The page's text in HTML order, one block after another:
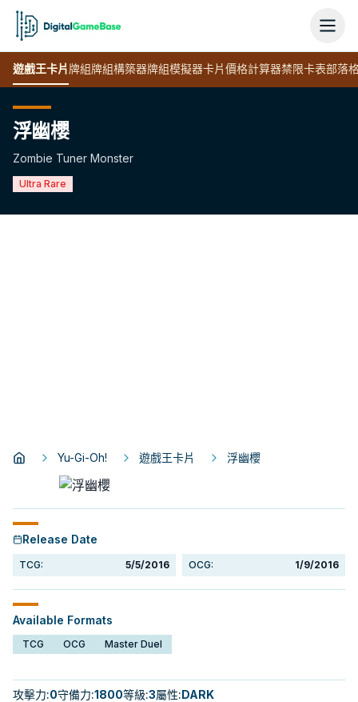
遊戲王卡片牌組牌組構築器牌組模擬器卡片價格計算器禁限卡表部落
浮幽櫻
Zombie Tuner Monster
Ultra Rare
Yu-Gi-Oh! 遊戲王卡片 浮幽櫻
Release Date
TCG: 5/5/2016 OCG: 1/9/2016
Available Formats
TCG OCG Master Duel
攻擊力:0守備力:1800等級:3屬性:DARK